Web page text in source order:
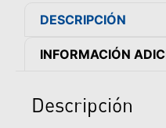
DESCRIPCIÓN
INFORMACIÓN
Descripción